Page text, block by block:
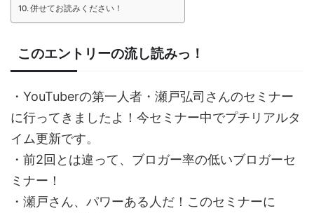
併せてお読みください！
このエントリーの流し読みっ！
・YouTuberの第一人者・瀬戸弘司さんのセミナー
に行ってきましたよ！今セミナー中でプチリアルタ
イム更新です。
・前2回とは違って、ブロガー率の低いブロガーセ
ミナー！
・瀬戸さん、パワーある人だ！このセミナーに